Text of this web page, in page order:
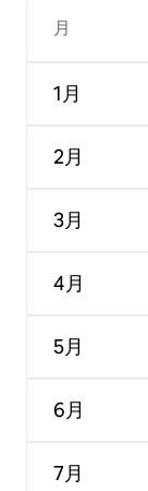
月
1月
2月
3月
4月
5月
6月
7月